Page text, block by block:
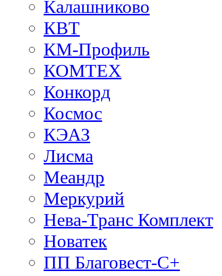
Калашниково
КВТ
КМ-Профиль
КОМТЕХ
Конкорд
Космос
КЭАЗ
Лисма
Меандр
Меркурий
Нева-Транс Комплект
Новатек
ПП Благовест-С+